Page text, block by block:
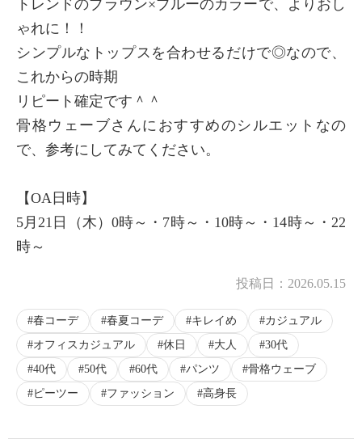
トレンドのブラウン×ブルーのカラーで、よりおし
ゃれに！！
シンプルなトップスを合わせるだけで◎なので、
これからの時期
リピート確定です＾＾
骨格ウェーブさんにおすすめのシルエットなの
で、参考にしてみてください。
【OA日時】
5月21日（木）0時～・7時～・10時～・14時～・22
時～
投稿日： 2026.05.15
春コーデ 春夏コーデ キレイめ
カジュアル
オフィスカジュアル
休日 大人
30代
40代
50代 60代 パンツ
骨格ウェーブ
ピーツー
ファッション 高身長